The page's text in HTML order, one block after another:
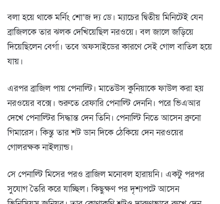
বলা হয়ে থাকে মর্নিং শো’জ দ্য ডে। ম্যাচের দ্বিতীয় মিনিটেই যেন
ব্রাজিলকে তার ঝলক দেখিয়েছিল নরওয়ে। বল জালে জড়িয়ে
দিয়েছিলেন বের্গা। তবে অফসাইডের কারণে সেই গোল বাতিল হয়ে
যায়।
এরপর ব্রাজিল পায় পেনাল্টি। মাতেউস কুনিয়াকে ফাউল করা হয়
নরওয়ের বক্সে। শুরুতে রেফারি পেনাল্টি দেননি। পরে ভিএআর
দেখে পেনাল্টির সিদ্ধান্ত দেন তিনি। পেনাল্টি নিতে আসেন ব্রুনো
গিমারেস। কিন্তু তার শট ডান দিকে ঠেকিয়ে দেন নরওয়ের
গোলরক্ষক নাইল্যান্ড।
সে পেনাল্টি মিসের পরও ব্রাজিল মনোবল হারায়নি। একটু পরপর
সুযোগ তৈরি করে যাচ্ছিল। কিছুক্ষণ পর দৃশ্যপটে আসেন